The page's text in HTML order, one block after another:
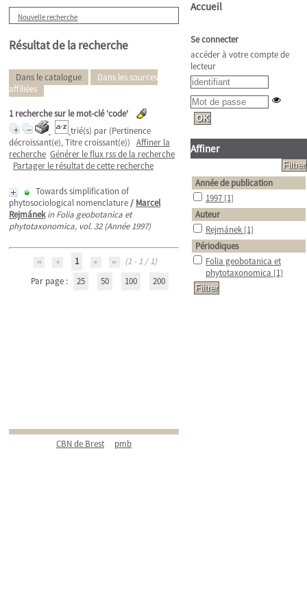
Nouvelle recherche
Résultat de la recherche
Dans le catalogue
Dans les sources
affiliées
1recherche sur le mot-clé'code'
trié(s) par (Pertinence
décroissant(e), Titre croissant(e)) Affiner la
recherche Générer le flux rss de la recherche
Partager le résultat de cette recherche
Towards simplification of
phytosociological nomenclature/ Marcel
Rejmánek in Folia geobotanica et
phytotaxonomica, vol. 32 (Année 1997)
1
(1 - 1 / 1)
Par page :
25 50 100 200
CBN de Brest pmb
Accueil
Se connecter
accéder à votre compte de
lecteur
Affiner
Année de publication
1997 [1]
Auteur
Rejmánek [1]
Périodiques
Folia geobotanica et
phytotaxonomica [1]